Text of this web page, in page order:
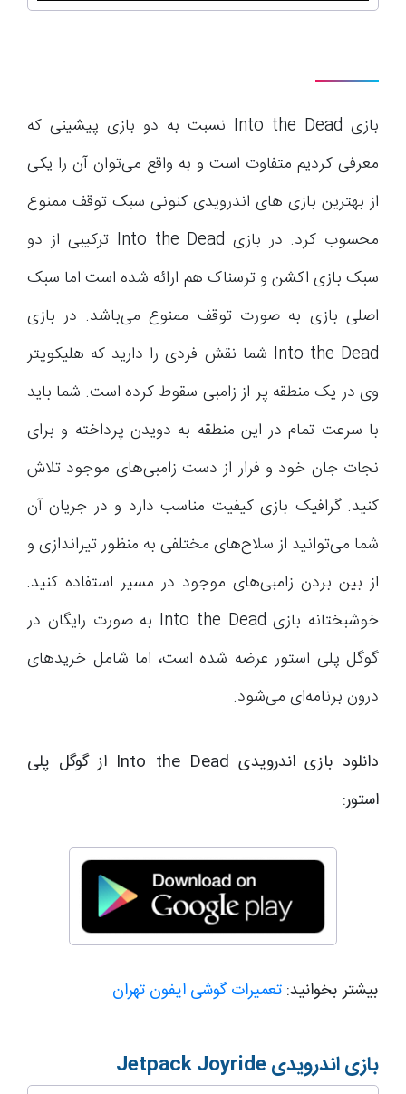
بازی Into the Dead نسبت به دو بازی پیشینی که
معرفی کردیم متفاوت است و به واقع می‌توان آن را یکی
از بهترین بازی های اندرویدی کنونی سبک توقف ممنوع
محسوب کرد. در بازی Into the Dead ترکیبی از دو
سبک بازی اکشن و ترسناک هم ارائه شده است اما سبک
اصلی بازی به صورت توقف ممنوع می‌باشد. در بازی
Into the Dead شما نقش فردی را دارید که هلیکوپتر
وی در یک منطقه پر از زامبی سقوط کرده است. شما باید
با سرعت تمام در این منطقه به دویدن پرداخته و برای
نجات جان خود و فرار از دست زامبی‌های موجود تلاش
کنید. گرافیک بازی کیفیت مناسب دارد و در جریان آن
شما می‌توانید از سلاح‌های مختلفی به منظور تیراندازی و
از بین بردن زامبی‌های موجود در مسیر استفاده کنید.
خوشبختانه بازی Into the Dead به صورت رایگان در
گوگل پلی استور عرضه شده است، اما شامل خریدهای
درون برنامه‌ای می‌شود.
دانلود بازی اندرویدی Into the Dead از گوگل پلی
استور:
بیشتر بخوانید: تعمیرات گوشی ایفون تهران
بازی اندرویدیJetpack Joyride